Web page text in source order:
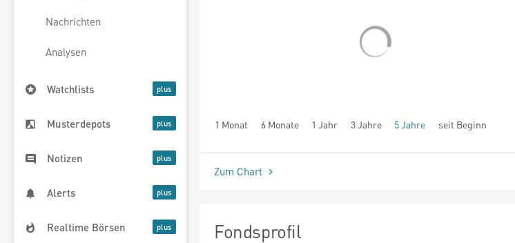
Nachrichten
Analysen
Watchlists
Musterdepots
Notizen
Alerts
Realtime Börsen
1 Monat 6 Monate 1 Jahr 3 Jahre 5 Jahre seit Beginn
Zum Chart
Fondsprofil